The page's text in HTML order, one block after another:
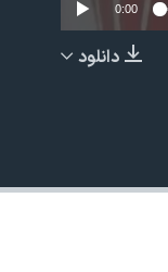
EMBED
0:00
دانلود